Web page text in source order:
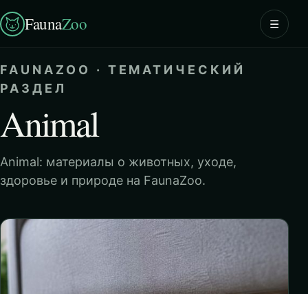
FaunaZoo ☰
FAUNAZOO · ТЕМАТИЧЕСКИЙ
РАЗДЕЛ
Animal
Animal: материалы о животных, уходе,
здоровье и природе на FaunaZoo.